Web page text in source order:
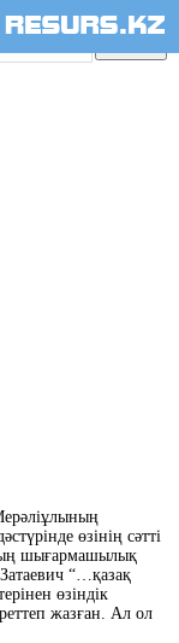
өзінің сәтті
шығармашылық
“…қазақ
өзіндік
жазған. Ал ол